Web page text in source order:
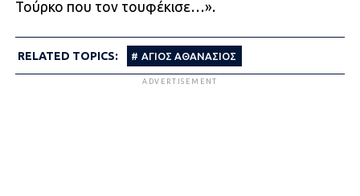
Τούρκο που τον τουφέκισε…».
RELATED TOPICS: ΆΓΙΟΣ ΑΘΑΝΆΣΙΟΣ
ADVERTISEMENT